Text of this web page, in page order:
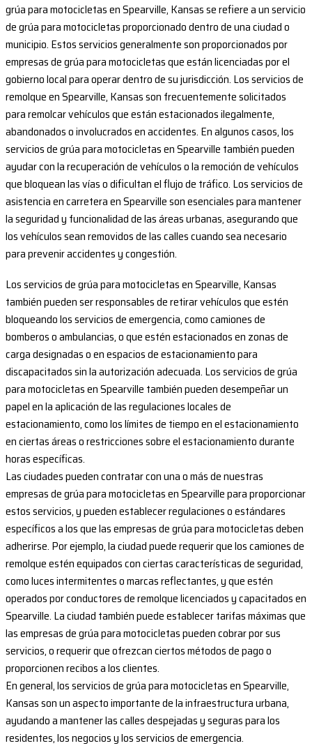
grúa para motocicletas en Spearville, Kansas se refiere a un servicio
de grúa para motocicletas proporcionado dentro de una ciudad o
municipio. Estos servicios generalmente son proporcionados por
empresas de grúa para motocicletas que están licenciadas por el
gobierno local para operar dentro de su jurisdicción. Los servicios de
remolque en Spearville, Kansas son frecuentemente solicitados
para remolcar vehículos que están estacionados ilegalmente,
abandonados o involucrados en accidentes. En algunos casos, los
servicios de grúa para motocicletas en Spearville también pueden
ayudar con la recuperación de vehículos o la remoción de vehículos
que bloquean las vías o dificultan el flujo de tráfico. Los servicios de
asistencia en carretera en Spearville son esenciales para mantener
la seguridad y funcionalidad de las áreas urbanas, asegurando que
los vehículos sean removidos de las calles cuando sea necesario
para prevenir accidentes y congestión.
Los servicios de grúa para motocicletas en Spearville, Kansas
también pueden ser responsables de retirar vehículos que estén
bloqueando los servicios de emergencia, como camiones de
bomberos o ambulancias, o que estén estacionados en zonas de
carga designadas o en espacios de estacionamiento para
discapacitados sin la autorización adecuada. Los servicios de grúa
para motocicletas en Spearville también pueden desempeñar un
papel en la aplicación de las regulaciones locales de
estacionamiento, como los límites de tiempo en el estacionamiento
en ciertas áreas o restricciones sobre el estacionamiento durante
horas específicas.
Las ciudades pueden contratar con una o más de nuestras
empresas de grúa para motocicletas en Spearville para proporcionar
estos servicios, y pueden establecer regulaciones o estándares
específicos a los que las empresas de grúa para motocicletas deben
adherirse. Por ejemplo, la ciudad puede requerir que los camiones de
remolque estén equipados con ciertas características de seguridad,
como luces intermitentes o marcas reflectantes, y que estén
operados por conductores de remolque licenciados y capacitados en
Spearville. La ciudad también puede establecer tarifas máximas que
las empresas de grúa para motocicletas pueden cobrar por sus
servicios, o requerir que ofrezcan ciertos métodos de pago o
proporcionen recibos a los clientes.
En general, los servicios de grúa para motocicletas en Spearville,
Kansas son un aspecto importante de la infraestructura urbana,
ayudando a mantener las calles despejadas y seguras para los
residentes, los negocios y los servicios de emergencia.